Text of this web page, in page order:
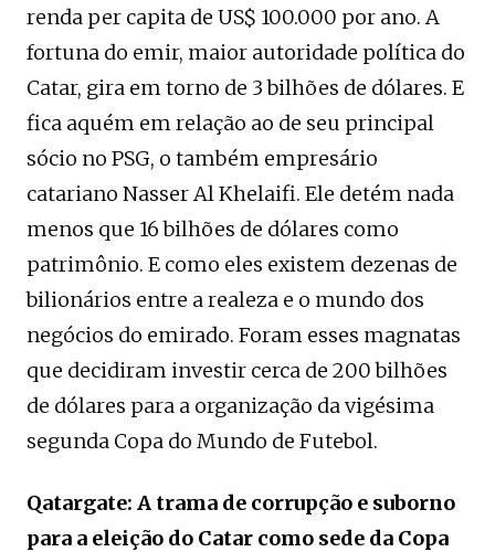
renda per capita de US$ 100.000 por ano. A
fortuna do emir, maior autoridade política do
Catar, gira em torno de 3 bilhões de dólares. E
fica aquém em relação ao de seu principal
sócio no PSG, o também empresário
catariano Nasser Al Khelaifi. Ele detém nada
menos que 16 bilhões de dólares como
patrimônio. E como eles existem dezenas de
bilionários entre a realeza e o mundo dos
negócios do emirado. Foram esses magnatas
que decidiram investir cerca de 200 bilhões
de dólares para a organização da vigésima
segunda Copa do Mundo de Futebol.
Qatargate: A trama de corrupção e suborno
para a eleição do Catar como sede da Copa